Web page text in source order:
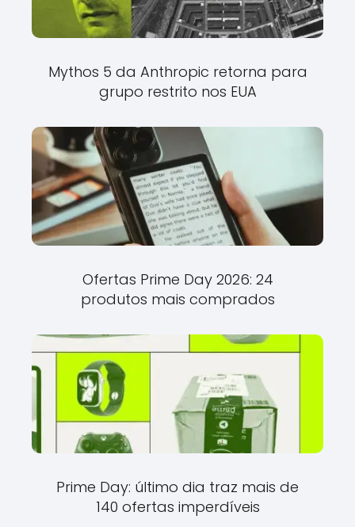
Mythos 5 da Anthropic retorna para
grupo restrito nos EUA
Ofertas Prime Day 2026: 24
produtos mais comprados
Prime Day: último dia traz mais de
140 ofertas imperdíveis